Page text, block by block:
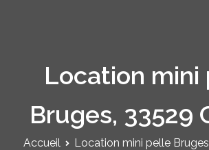
Location mini
Bruges, 33529
Accueil Location mini pelle